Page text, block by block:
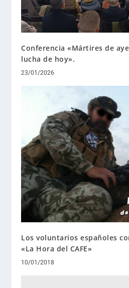
Conferencia «Mártires de
lucha de hoy».
23/01/2026
Los voluntarios españoles
«La Hora del CAFE»
10/01/2018